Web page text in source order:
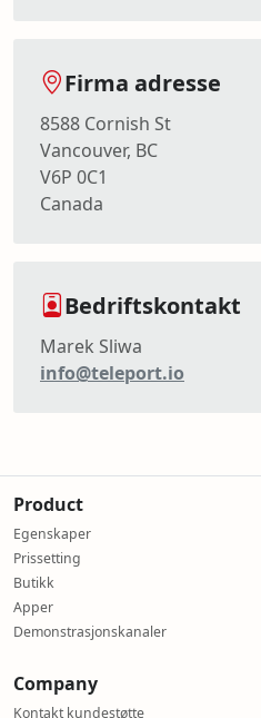
Firma adresse
8588 Cornish St
Vancouver, BC
V6P 0C1
Canada
Bedriftskontakt
Marek Sliwa
info@teleport.io
Product
Egenskaper
Prissetting
Butikk
Apper
Demonstrasjonskanaler
Company
Kontakt kundestøtte